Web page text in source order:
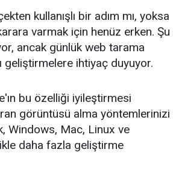
kullanışlı bir adım mı, yoksa
varmak için henüz erken. Şu
ancak günlük web tarama
geliştirmelere ihtiyaç duyuyor.
bu özelliği iyileştirmesi
görüntüsü alma yöntemlerinizi
Windows, Mac, Linux ve
daha fazla geliştirme